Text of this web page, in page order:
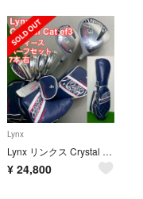
Lynx
Lynx リンクス Crystal Cat ef3 レディースゴルフセット 7本
¥ 24,800